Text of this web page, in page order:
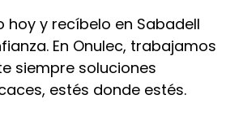
hoy y recíbelo en Sabadell
En Onulec, trabajamos
siempre soluciones
estés donde estés.